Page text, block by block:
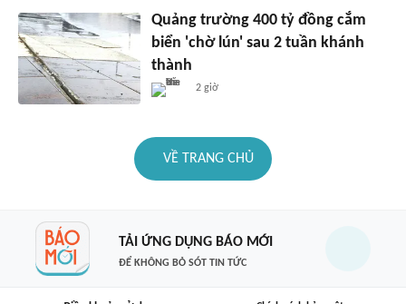
Quảng trường 400 tỷ đồng cắm
biển 'chờ lún' sau 2 tuần khánh
thành
2 giờ
VỀ TRANG CHỦ
TẢI ỨNG DỤNG BÁO MỚI
ĐỂ KHÔNG BỎ SÓT TIN TỨC